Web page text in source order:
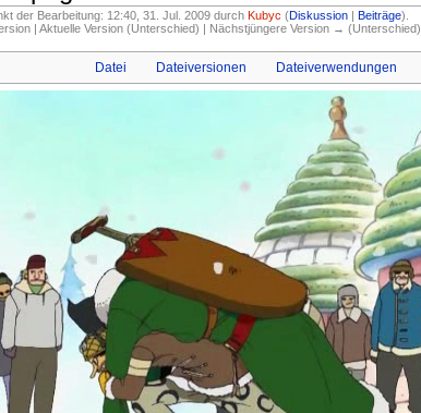
der Bearbeitung: 12:40, 31. Jul. 2009 durch Kubyc (Diskussion Beiträge)
| Aktuelle Version (Unterschied) | Nächstjüngere Version → (Unterschied)
Datei Dateiversionen Dateiverwendungen